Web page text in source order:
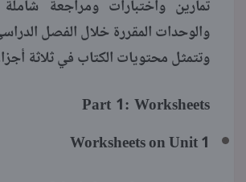
تمارين واختبارات ومراجعة
والوحدات المقررة خلال الفصل
وتتمثل محتويات الكتاب في ثلاثة
Part 1: Worksheets
Worksheets on Unit 1